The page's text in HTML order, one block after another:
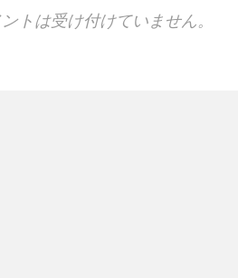
トは受け付けていません。